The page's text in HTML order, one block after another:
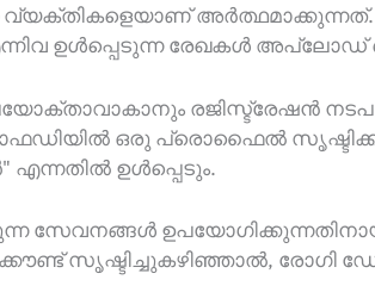
ഉൾപ്പെടുന്ന രേഖകൾ
രജിസ്ട്രേഷൻ
ഒരു പ്രൊഫൈൽ
ഉൾപ്പെടും.
സേവനങ്ങൾ
സൃഷ്ടിച്ചുകഴിഞ്ഞാൽ, രോഗി